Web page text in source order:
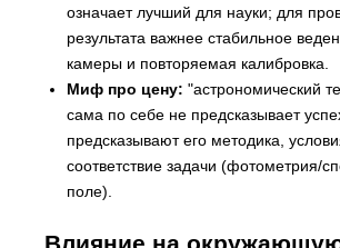
означает лучший для науки; для
результата важнее стабильное
камеры и повторяемая калибровка.
Миф про цену: "астрономический
сама по себе не предсказывает
предсказывают его методика,
соответствие задачи (фотометрия/
поле).
Влияние на